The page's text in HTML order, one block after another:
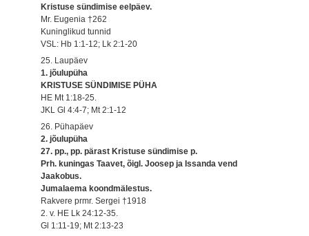
Kristuse sündimise eelpäev.
Mr. Eugenia †262
Kuninglikud tunnid
VSL: Hb 1:1-12; Lk 2:1-20
25. Laupäev
1. jõulupüha
KRISTUSE SÜNDIMISE PÜHA
HE Mt 1:18-25.
JKL Gl 4:4-7; Mt 2:1-12
26. Pühapäev
2. jõulupüha
27. pp., pp. pärast Kristuse sündimise p.
Prh. kuningas Taavet, õigl. Joosep ja Issanda vend
Jaakobus.
Jumalaema koondmälestus.
Rakvere prmr. Sergei †1918
2. v. HE Lk 24:12-35.
Gl 1:11-19; Mt 2:13-23